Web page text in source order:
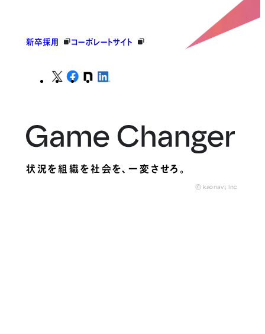
新卒採用 コーポレートサイト
状況を組織を社会を、一変させろ。
© kaonavi, Inc